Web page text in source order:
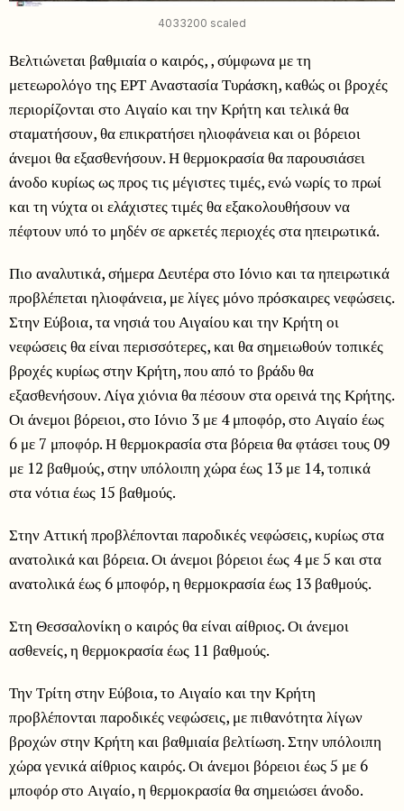
4033200 scaled
Βελτιώνεται βαθμιαία ο καιρός, , σύμφωνα με τη
μετεωρολόγο της ΕΡΤ Αναστασία Τυράσκη, καθώς οι βροχές
περιορίζονται στο Αιγαίο και την Κρήτη και τελικά θα
σταματήσουν, θα επικρατήσει ηλιοφάνεια και οι βόρειοι
άνεμοι θα εξασθενήσουν. Η θερμοκρασία θα παρουσιάσει
άνοδο κυρίως ως προς τις μέγιστες τιμές, ενώ νωρίς το πρωί
και τη νύχτα οι ελάχιστες τιμές θα εξακολουθήσουν να
πέφτουν υπό το μηδέν σε αρκετές περιοχές στα ηπειρωτικά.
Πιο αναλυτικά, σήμερα Δευτέρα στο Ιόνιο και τα ηπειρωτικά
προβλέπεται ηλιοφάνεια, με λίγες μόνο πρόσκαιρες νεφώσεις.
Στην Εύβοια, τα νησιά του Αιγαίου και την Κρήτη οι
νεφώσεις θα είναι περισσότερες, και θα σημειωθούν τοπικές
βροχές κυρίως στην Κρήτη, που από το βράδυ θα
εξασθενήσουν. Λίγα χιόνια θα πέσουν στα ορεινά της Κρήτης.
Οι άνεμοι βόρειοι, στο Ιόνιο 3 με 4 μποφόρ, στο Αιγαίο έως
6 με 7 μποφόρ. Η θερμοκρασία στα βόρεια θα φτάσει τους 09
με 12 βαθμούς, στην υπόλοιπη χώρα έως 13 με 14, τοπικά
στα νότια έως 15 βαθμούς.
Στην Αττική προβλέπονται παροδικές νεφώσεις, κυρίως στα
ανατολικά και βόρεια. Οι άνεμοι βόρειοι έως 4 με 5 και στα
ανατολικά έως 6 μποφόρ, η θερμοκρασία έως 13 βαθμούς.
Στη Θεσσαλονίκη ο καιρός θα είναι αίθριος. Οι άνεμοι
ασθενείς, η θερμοκρασία έως 11 βαθμούς.
Την Τρίτη στην Εύβοια, το Αιγαίο και την Κρήτη
προβλέπονται παροδικές νεφώσεις, με πιθανότητα λίγων
βροχών στην Κρήτη και βαθμιαία βελτίωση. Στην υπόλοιπη
χώρα γενικά αίθριος καιρός. Οι άνεμοι βόρειοι έως 5 με 6
μποφόρ στο Αιγαίο, η θερμοκρασία θα σημειώσει άνοδο.